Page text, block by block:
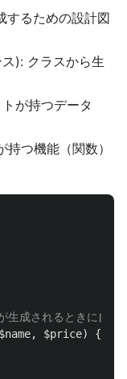
するための設計図
): クラスから生
が持つデータ
つ機能（関数）
成されるときに自動
$name, $price)
{